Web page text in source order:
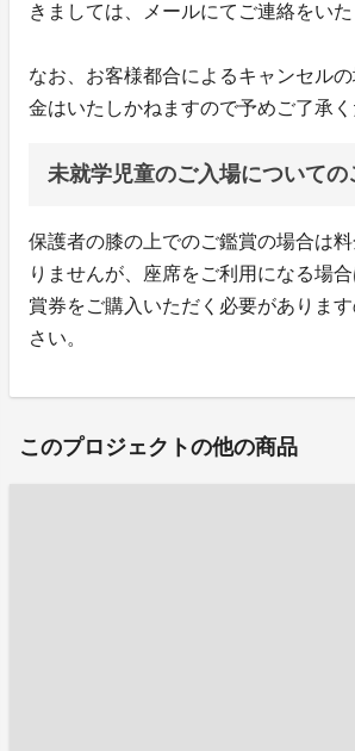
きましては、メールにてご連絡をいた
なお、お客様都合によるキャンセル
金はいたしかねますので予めご了承く
未就学児童のご入場についての
保護者の膝の上でのご鑑賞の場合は
りませんが、座席をご利用になる場
賞券をご購入いただく必要がありま
さい。
このプロジェクトの他の商品